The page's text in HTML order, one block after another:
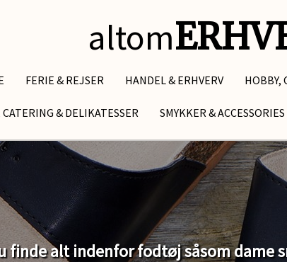
altom
FERIE & REJSER HANDEL & ERHVERV HOBBY,
& DELIKATESSER SMYKKER & ACCESSORIES
finde alt indenfor fodtøj såsom dame